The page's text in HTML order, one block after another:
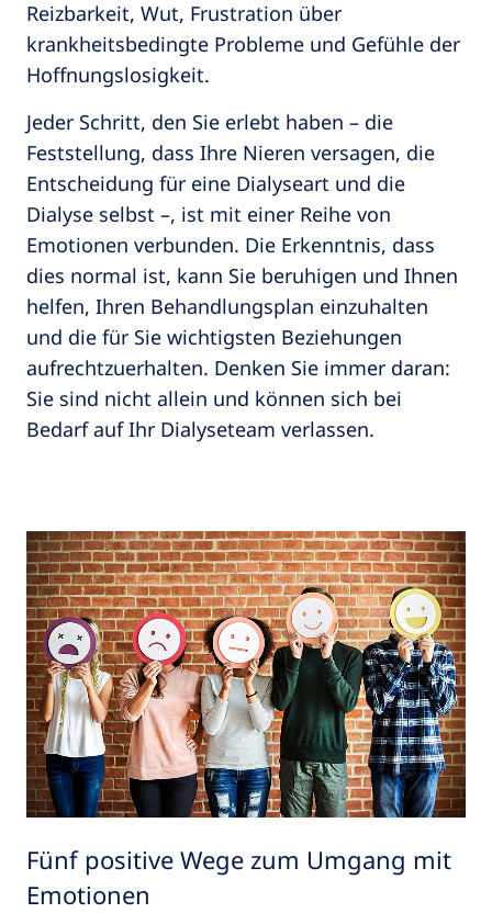
Reizbarkeit, Wut, Frustration über
krankheitsbedingte Probleme und Gefühle der
Hoffnungslosigkeit.
Jeder Schritt, den Sie erlebt haben – die
Feststellung, dass Ihre Nieren versagen, die
Entscheidung für eine Dialyseart und die
Dialyse selbst –, ist mit einer Reihe von
Emotionen verbunden. Die Erkenntnis, dass
dies normal ist, kann Sie beruhigen und Ihnen
helfen, Ihren Behandlungsplan einzuhalten
und die für Sie wichtigsten Beziehungen
aufrechtzuerhalten. Denken Sie immer daran:
Sie sind nicht allein und können sich bei
Bedarf auf Ihr Dialyseteam verlassen.
Fünf positive Wege zum Umgang mit
Emotionen